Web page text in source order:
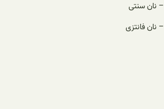
– نان سنتی
– نان فانتزی